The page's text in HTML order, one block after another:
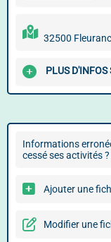
32500
PLUS D'INFOS
Informations
cessé ses activités ?
Ajouter une
Modifier une